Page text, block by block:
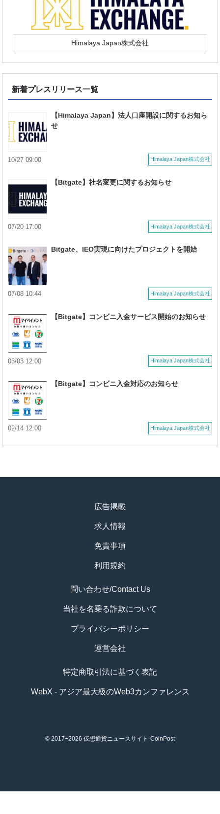
Himalaya Japan株式会社
新着プレスリリース一覧
【Himalaya Japan】法人口座開設に関するお知ら
せ
Himalaya Japan株式会社
10/27 09:00
【Bitgate】社名変更に関するお知らせ
Himalaya Japan株式会社
07/20 17:00
Bitgate、IEO実現に向けたプロジェクトを開始
Himalaya Japan株式会社
07/08 10:44
【Bitgate】コンビニ入金サービス開始のお知らせ
Himalaya Japan株式会社
03/03 12:00
【Bitgate】コンビニ入金対応のお知らせ
Himalaya Japan株式会社
02/14 12:00
広告掲載
求人情報
免責事項
利用規約
問い合わせ/Contact Us
当社を名乗る詐欺について
プライバシーポリシー
運営会社
特定商取引法に基づく表記
WebX - アジア最大級のWeb3カンファレンス
© 2017−2026 仮想通貨ニュースサイト-CoinPost